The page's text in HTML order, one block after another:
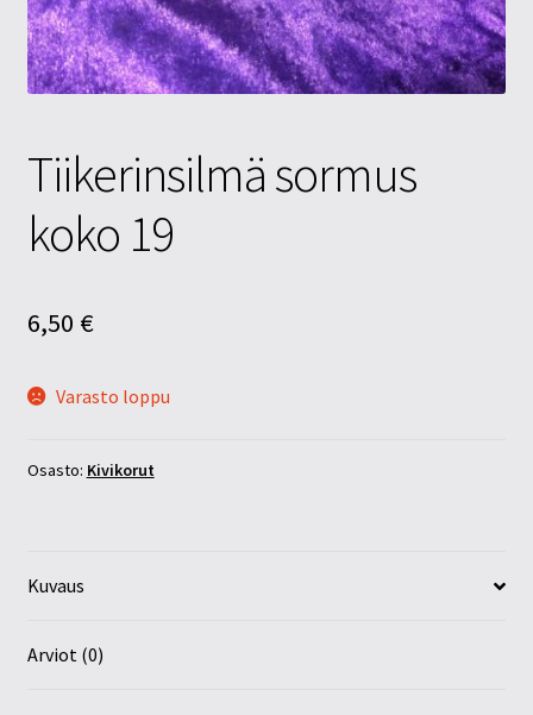
Tietosuojaseloste
Tuotteet
Tiikerinsilmä sormus
koko 19
6,50 €
Varasto loppu
Osasto: Kivikorut
Kuvaus
Arviot (0)